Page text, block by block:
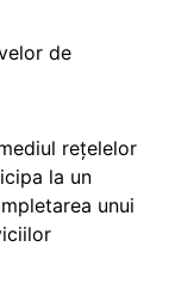
de
rețelelor
la un
unui